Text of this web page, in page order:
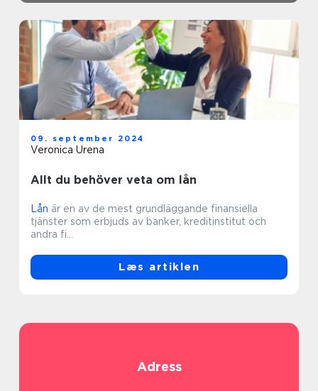
Allt du behöver veta om lån
09. september 2024
Veronica Urena
Lån är en av de mest grundläggande finansiella
tjänster som erbjuds av banker, kreditinstitut och
andra fi...
Læs artiklen
Adress